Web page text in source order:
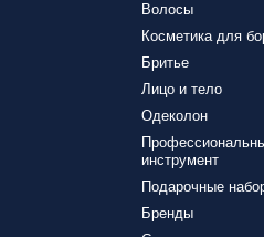
Волосы
Косметика для
Бритье
Лицо и тело
Одеколон
инструмент
Подарочные
Бренды